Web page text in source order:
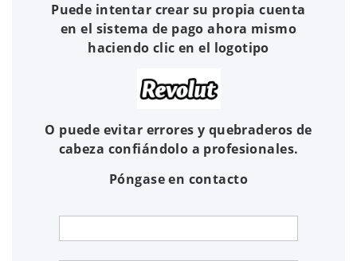
Puede intentar crear su propia cuenta
en el sistema de pago ahora mismo
haciendo clic en el logotipo
O puede evitar errores y quebraderos de
cabeza confiándolo a profesionales.
Póngase en contacto